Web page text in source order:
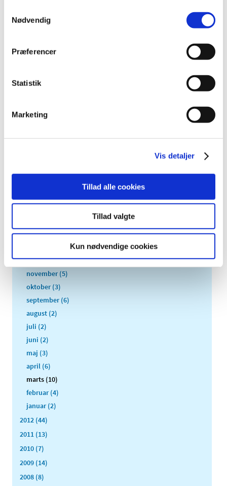
Nødvendig
Præferencer
Statistik
Marketing
Vis detaljer
Tillad alle cookies
Tillad valgte
Kun nødvendige cookies
TID
2022 (197)
2018 (150)
2016 (167)
2014 (44)
december (4)
november (5)
oktober (3)
september (6)
august (2)
juli (2)
juni (2)
maj (3)
april (6)
marts (10)
februar (4)
januar (2)
2012 (44)
2011 (13)
2010 (7)
2009 (14)
2008 (8)